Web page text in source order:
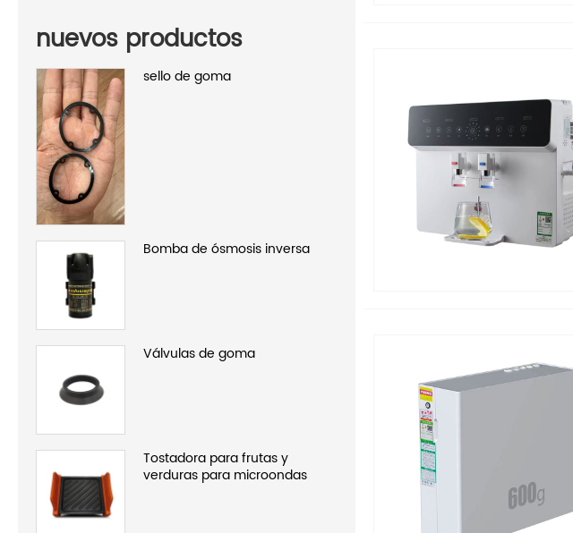
nuevos productos
sello de goma
Bomba de ósmosis inversa
Válvulas de goma
Tostadora para frutas y
verduras para microondas